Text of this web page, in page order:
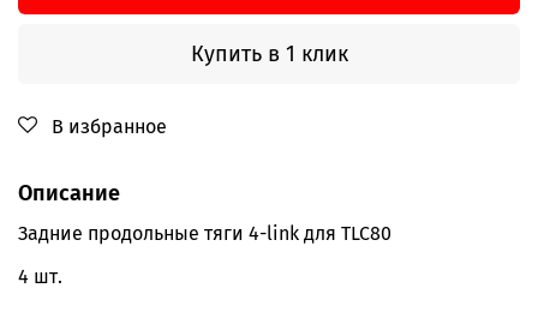
Купить в 1 клик
В избранное
Описание
Задние продольные тяги 4-link для TLC80
4 шт.